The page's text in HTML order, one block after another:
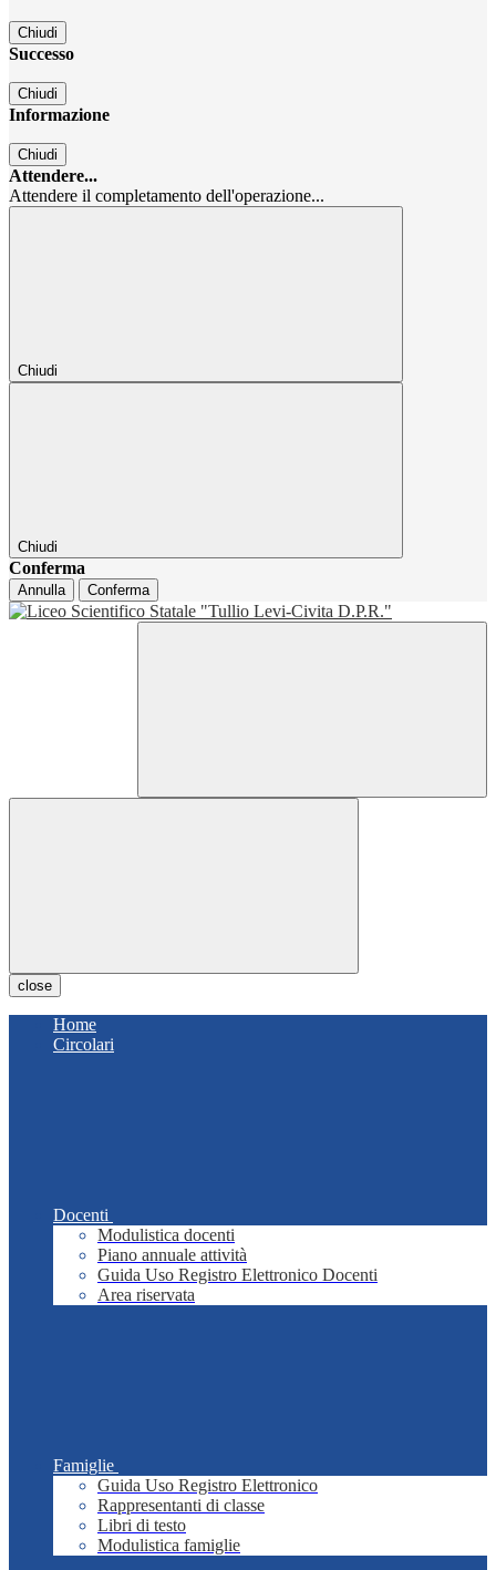
Chiudi
Successo
Chiudi
Informazione
Chiudi
Attendere...
Attendere il completamento dell'operazione...
Chiudi
Chiudi
Conferma
Annulla Conferma
close
Home
Circolari
Docenti
Modulistica docenti
Piano annuale attività
Guida Uso Registro Elettronico Docenti
Area riservata
Famiglie
Guida Uso Registro Elettronico
Rappresentanti di classe
Libri di testo
Modulistica famiglie